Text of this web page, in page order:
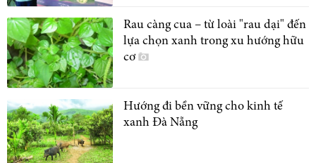
Rau càng cua – từ loài "rau dại" đến
lựa chọn xanh trong xu hướng hữu
cơ
Hướng đi bền vững cho kinh tế
xanh Đà Nẵng